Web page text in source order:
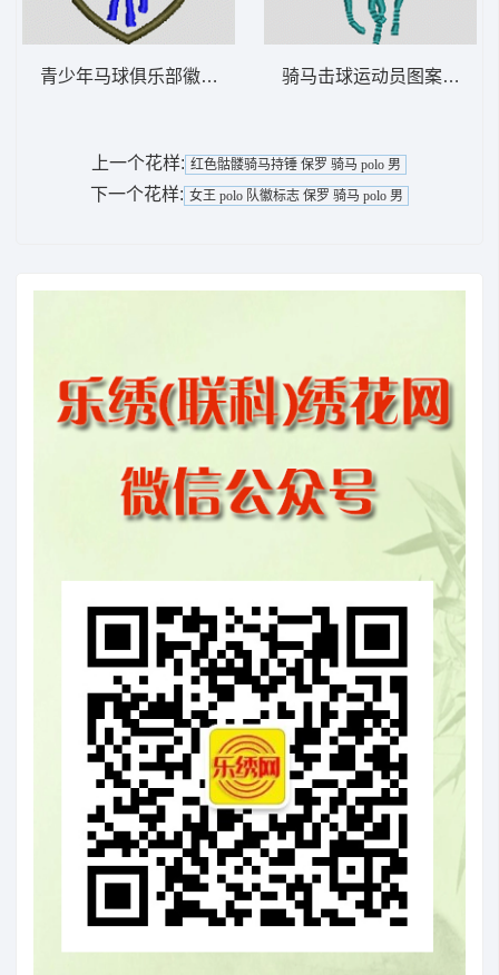
青少年马球俱乐部徽章 保罗 骑马 polo 男骑马击球运动员图案 保罗
上一个花样: 红色骷髅骑马持锤 保罗 骑马 polo 男
下一个花样: 女王 polo 队徽标志 保罗 骑马 polo 男